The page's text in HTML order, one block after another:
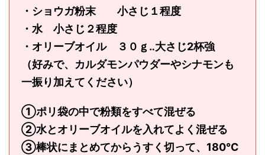
・ショウガ粉末 小さじ１程度
・水 小さじ２程度
・オリーブオイル ３０ｇ‥大さじ2杯強
（好みで、カルダモンパウダーやシナモンも
一振り加えてください）
①ポリ袋の中で粉類をすべて混ぜる
②水とオリーブオイルを入れてよく混ぜる
③棒状にまとめてからうすく切って、180℃